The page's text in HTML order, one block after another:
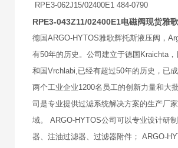
RPE3-062J15/02400E1 484-0790
RPE3-043Z11/02400E1电磁阀现货雅
德国ARGO-HYTOS雅歌辉托斯液压阀，
有50年的历史。公司建立于德国Kraichta
和国Vrchlabi,已经有超过50年的历史，已
两个工业企业1200名员工的创新力量和大
司是专业提供过滤系统解决方案的生产厂
域。 ARGO-HYTOS公司可以专业设计研
器、注油过滤器、过滤器附件； ARGO-